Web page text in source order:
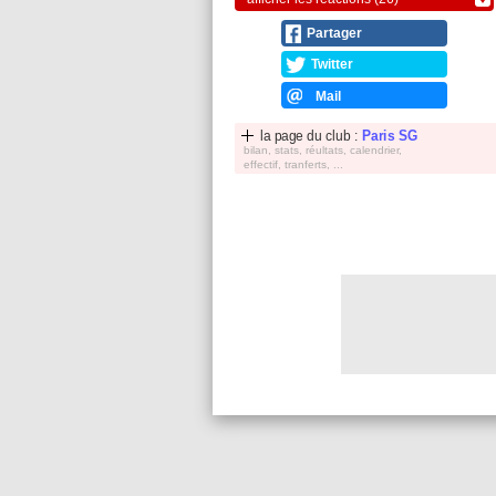
Partager
Twitter
Mail
la page du club : Paris SG
bilan, stats, réultats, calendrier,
effectif, tranferts, ...